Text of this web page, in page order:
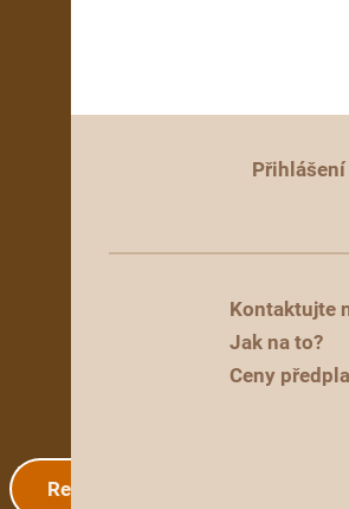
Registrace
Přihlášení
Kontaktujte
Jak na to?
Ceny